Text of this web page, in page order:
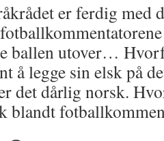
er ferdig med
ballen utover…
å legge sin elsk på
det dårlig norsk.
blandt